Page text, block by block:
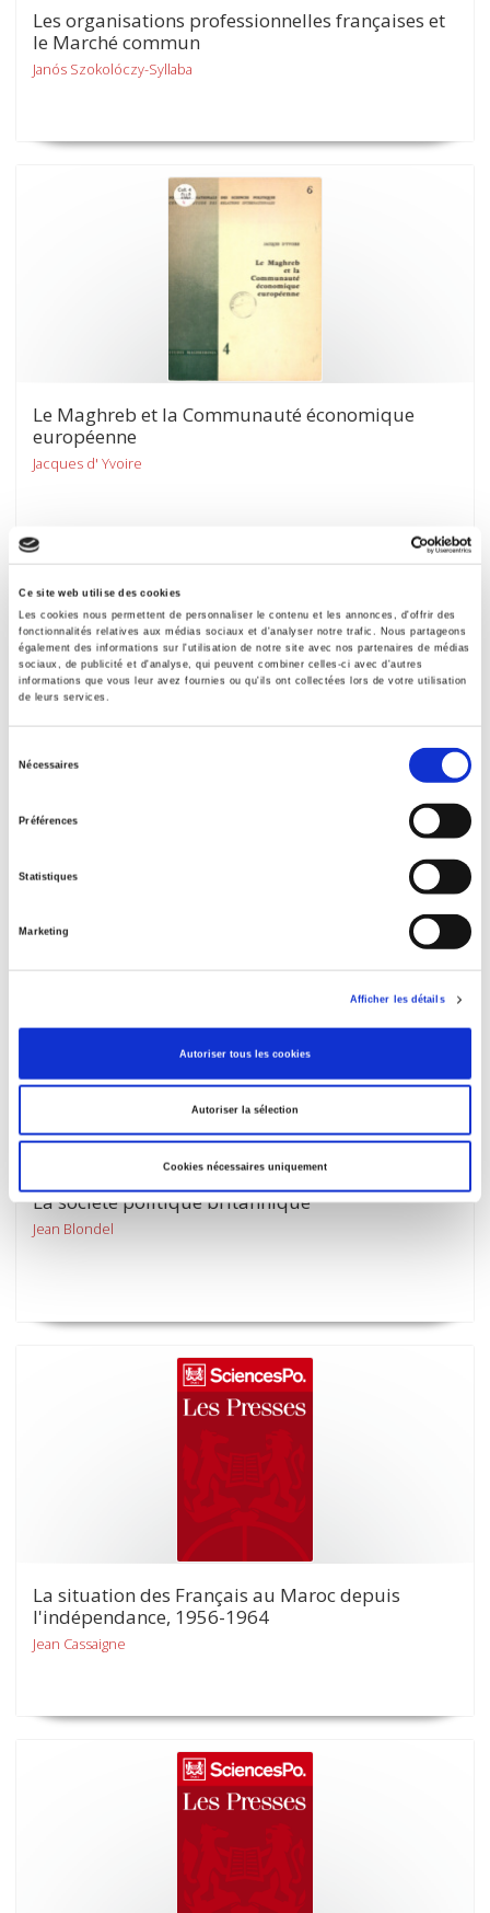
Ce site web utilise des cookies
Les cookies nous permettent de personnaliser le contenu et les annonces, d'offrir des
fonctionnalités relatives aux médias sociaux et d'analyser notre trafic. Nous partageons
également des informations sur l'utilisation de notre site avec nos partenaires de médias
sociaux, de publicité et d'analyse, qui peuvent combiner celles-ci avec d'autres
informations que vous leur avez fournies ou qu'ils ont collectées lors de votre utilisation
de leurs services.
Nécessaires
Préférences
Statistiques
Marketing
Afficher les détails
Autoriser tous les cookies
Autoriser la sélection
Cookies nécessaires uniquement
Les organisations professionnelles françaises et
le Marché commun
Janós Szokolóczy-Syllaba
Le Maghreb et la Communauté économique
européenne
Jacques d' Yvoire
l'Occident
La société politique britannique
Jean Blondel
La situation des Français au Maroc depuis
l'indépendance, 1956-1964
Jean Cassaigne